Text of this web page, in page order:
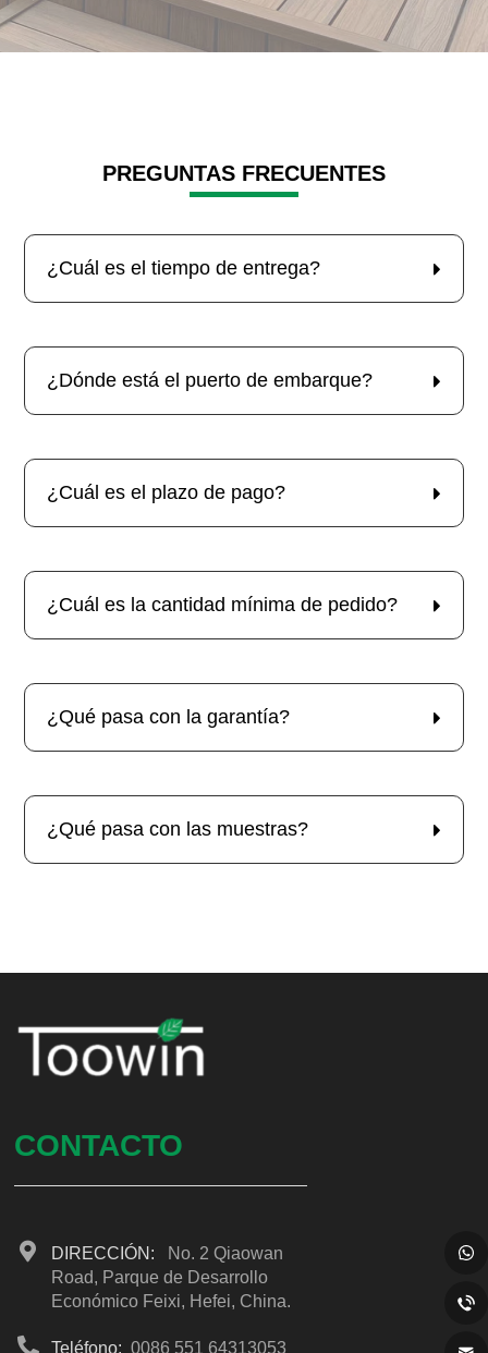
PREGUNTAS FRECUENTES
¿Cuál es el tiempo de entrega?
¿Dónde está el puerto de embarque?
¿Cuál es el plazo de pago?
¿Cuál es la cantidad mínima de pedido?
¿Qué pasa con la garantía?
¿Qué pasa con las muestras?
CONTACTO
DIRECCIÓN:
No. 2 Qiaowan
Road, Parque de Desarrollo
Económico Feixi, Hefei, China.
Teléfono: 0086 551 64313053